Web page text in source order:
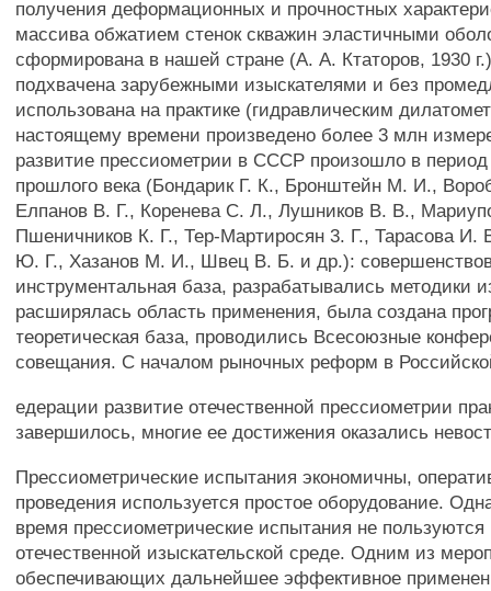
получения деформационных и прочностных
массива обжатием стенок скважин эластичными
сформирована в нашей стране (А. А. Ктаторов, 1930
подхвачена зарубежными изыскателями и без
использована на практике (гидравлическим
настоящему времени произведено более 3 млн
развитие прессиометрии в СССР произошло в период
прошлого века (Бондарик Г. К., Бронштейн М. И.,
Елпанов В. Г., Коренева С. Л., Лушников В. В.,
Пшеничников К. Г., Тер-Мартиросян 3. Г., Тарасова И.
Ю. Г., Хазанов М. И., Швец В. Б. и др.):
инструментальная база, разрабатывались методики
расширялась область применения, была создана
теоретическая база, проводились Всесоюзные
совещания. С началом рыночных реформ в
едерации развитие отечественной прессиометрии
завершилось, многие ее достижения оказались
Прессиометрические испытания экономичны,
проведения используется простое оборудование.
время прессиометрические испытания не
отечественной изыскательской среде. Одним из
обеспечивающих дальнейшее эффективное